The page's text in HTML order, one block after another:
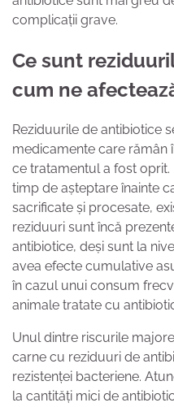
complicații grave.
Ce sunt
cum ne
Reziduurile de antibiotice
medicamente care rămân
ce tratamentul a fost
timp de așteptare înainte
sacrificate și procesate,
reziduuri sunt încă
antibiotice, deși sunt la
avea efecte cumulative
în cazul unui consum
animale tratate cu
Unul dintre riscurile
carne cu reziduuri de
rezistenței bacteriene.
la cantități mici de